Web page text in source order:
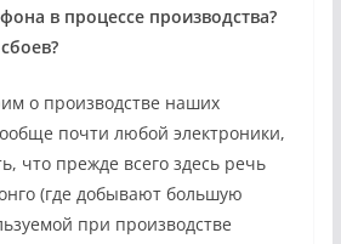
в процессе производства?
о производстве наших
почти любой электроники,
что прежде всего здесь речь
(где добывают большую
при производстве